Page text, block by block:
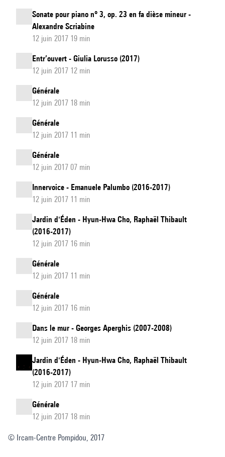
Sonate pour piano n° 3, op. 23 en fa dièse mineur -
Alexandre Scriabine
12 juin 2017 19 min
Entr’ouvert - Giulia Lorusso (2017)
12 juin 2017 12 min
Générale
12 juin 2017 18 min
Générale
12 juin 2017 11 min
Générale
12 juin 2017 07 min
Innervoice - Emanuele Palumbo (2016-2017)
12 juin 2017 11 min
Jardin d'Éden - Hyun-Hwa Cho, Raphaël Thibault
(2016-2017)
12 juin 2017 16 min
Générale
12 juin 2017 11 min
Générale
12 juin 2017 16 min
Dans le mur - Georges Aperghis (2007-2008)
12 juin 2017 18 min
Jardin d'Éden - Hyun-Hwa Cho, Raphaël Thibault
(2016-2017)
12 juin 2017 17 min
Générale
12 juin 2017 18 min
© Ircam-Centre Pompidou, 2017